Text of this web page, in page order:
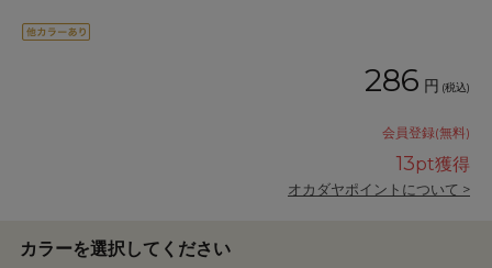
286 円 (税込)
会員登録(無料)
13pt獲得
オカダヤポイントについて >
カラーを選択してください